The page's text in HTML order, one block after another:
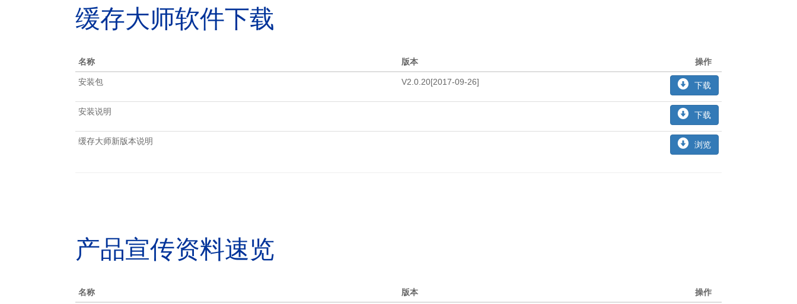
缓存大师软件下载
名称 版本 操作
安装包 V2.0.20[2017-09-26] 下载
安装说明 下载
缓存大师新版本说明 浏览
产品宣传资料速览
名称 版本 操作